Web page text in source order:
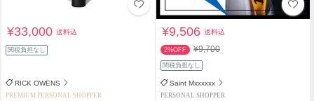
¥33,000送料込
関税負担なし
RICK OWENS
PREMIUM PERSONAL SHOPPER
¥9,506送料込
2%OFF ¥9,700
関税負担なし
Saint Mxxxxxx
PERSONAL SHOPPER